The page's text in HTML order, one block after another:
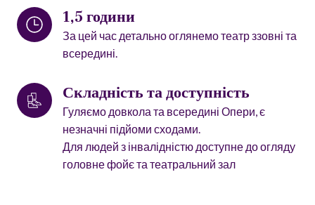
1,5 години
За цей час детально оглянемо театр ззовні та
всередині.
Складність та доступність
Гуляємо довкола та всередині Опери, є
незначні підйоми сходами.
Для людей з інвалідністю доступне до огляду
головне фойє та театральний зал